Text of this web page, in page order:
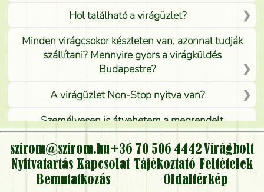
Hol található a virágüzlet?
Minden virágcsokor készleten van, azonnal tudják
szállítani? Mennyire gyors a virágküldés
Budapestre?
A virágüzlet Non-Stop nyitva van?
Személyesen is átvehetem a megrendelt
virágcsokrot, vagy csak virágküldéssel, kiszállítással
kérhető?
Vidékre is lehet rendelni?
szirom@szirom.hu +36 70 506 4442 Virágbolt
Nyitvatartás Kapcsolat Tájékoztató Feltételek
Bemutatkozás
Oldaltérkép